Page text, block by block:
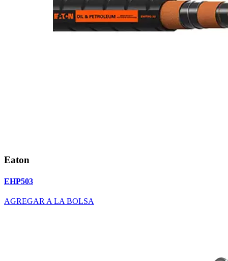
Eaton
EHP503
AGREGAR A LA BOLSA